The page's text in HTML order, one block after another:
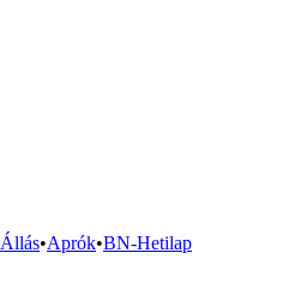
Állás•Aprók•BN-Hetilap